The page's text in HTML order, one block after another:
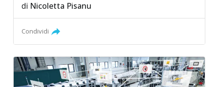
di Nicoletta Pisanu
Condividi